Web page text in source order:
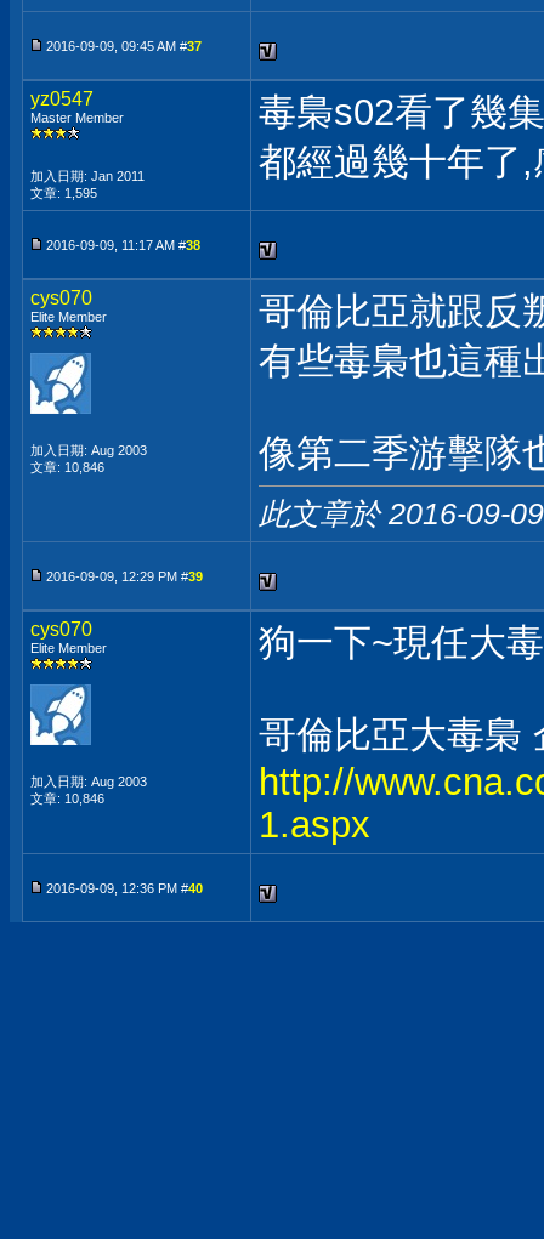
2016-09-09, 09:45 AM #37
yz0547
Master Member
加入日期: Jan 2011
文章: 1,595
毒梟s02看了幾
都經過幾十年了
2016-09-09, 11:17 AM #38
cys070
Elite Member
加入日期: Aug 2003
文章: 10,846
哥倫比亞就跟反
有些毒梟也這種
像第二季游擊隊
此文章於 2016-09-
2016-09-09, 12:29 PM #39
cys070
Elite Member
加入日期: Aug 2003
文章: 10,846
狗一下~現任大
哥倫比亞大毒梟
http://
1.aspx
2016-09-09, 12:36 PM #40